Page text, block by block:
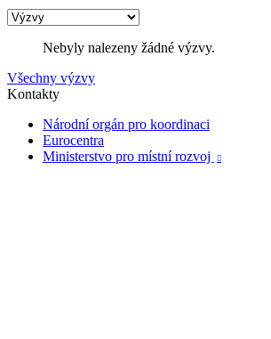
Nebyly nalezeny žádné výzvy.
Všechny výzvy
Kontakty
Národní orgán pro koordinaci
Eurocentra
Ministerstvo pro místní rozvoj
